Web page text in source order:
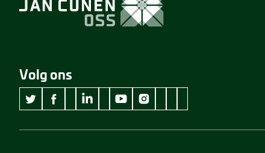
Volg ons
twitter Museum Jan Cunen
facebook Museum Jan Cunen
wikipedia Museum Jan Cunen
linkedin Museum Jan Cunen
googleplus Museum Jan Cunen
youtube Museum Jan Cunen
instagram Museum Jan Cunen